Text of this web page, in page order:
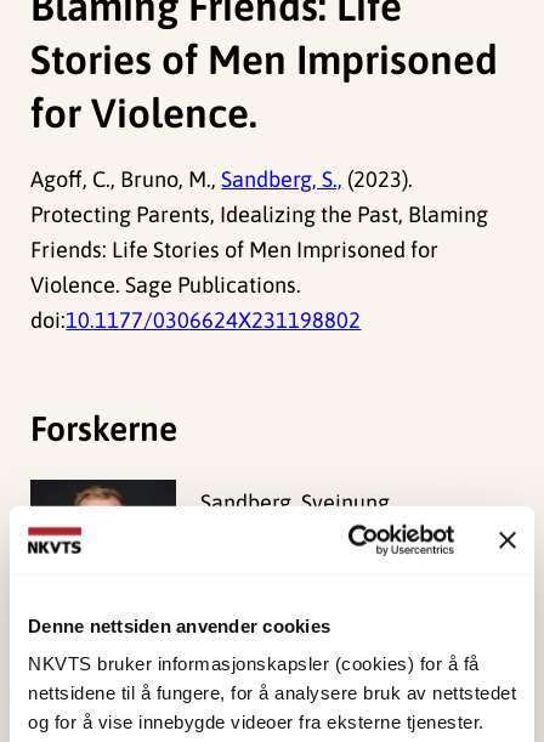
Denne nettsiden anvender cookies
NKVTS bruker informasjonskapsler (cookies) for å få
nettsidene til å fungere, for å analysere bruk av nettstedet
og for å vise innebygde videoer fra eksterne tjenester.
Stories of Men Imprisoned
for Violence.
Agoff, C., Bruno, M.,Sandberg, S., (2023).
Protecting Parents, Idealizing the Past, Blaming
Friends: Life Stories of Men Imprisoned for
Violence. Sage Publications.
doi:10.1177/0306624X231198802
Forskerne
Sandberg, Sveinung
Publisert:19. mars 2026